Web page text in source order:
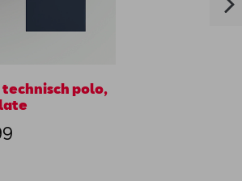
technisch polo,